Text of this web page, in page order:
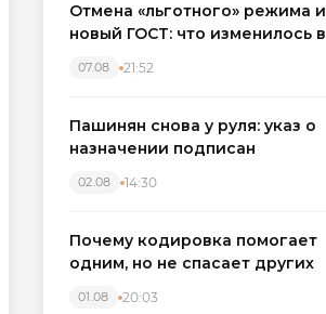
Отмена «льготного» режима и
новый ГОСТ: что изменилось в
07.08 21:52
Пашинян снова у руля: указ о
назначении подписан
02.08 14:30
Почему кодировка помогает
одним, но не спасает других
01.08 20:03